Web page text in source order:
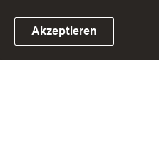
Akzeptieren